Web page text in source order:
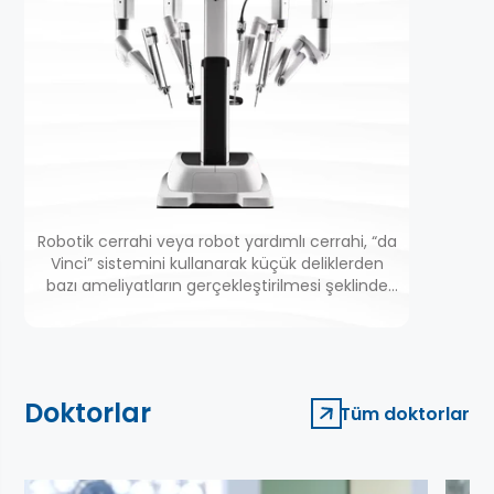
Robotik cerrahi veya robot yardımlı cerrahi, “da
Vinci” sistemini kullanarak küçük deliklerden
bazı ameliyatların gerçekleştirilmesi şeklinde
Doktorlar Tüm doktorlar